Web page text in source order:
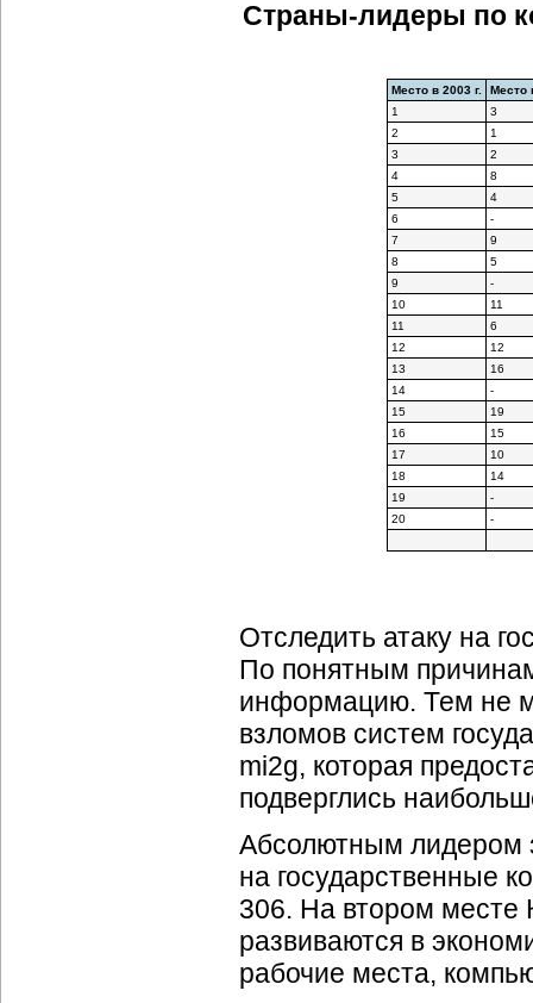
Страны-лидеры по
Место в 2003 г.
Место
1
3
2
1
3
2
4
8
5
4
6
-
7
9
8
5
9
-
10
11
11
6
12
12
13
16
14
-
15
19
16
15
17
10
18
14
19
-
20
-
Отследить атаку на
По понятным
информацию. Тем не
взломов систем
mi2g, которая
подверглись
Абсолютным лидером
на государственные
306. На втором месте
развиваются в
рабочие места,